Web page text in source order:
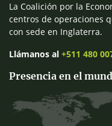
La Coalición por la
centros de operaciones
con sede en Inglaterra.
Llámanos al +511 480
Presencia en el